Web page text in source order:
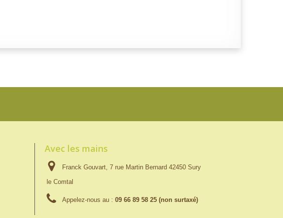
Avec les mains
Franck Gouvart, 7 rue Martin Bernard 42450 Sury
le Comtal
Appelez-nous au : 09 66 89 58 25 (non surtaxé)